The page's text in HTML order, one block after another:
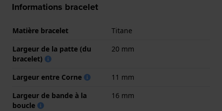
Informations bracelet
Matière bracelet
Titane
Largeur de la patte (du
bracelet)
20 mm
Largeur entre Corne
11 mm
Largeur de bande à la
boucle
16 mm